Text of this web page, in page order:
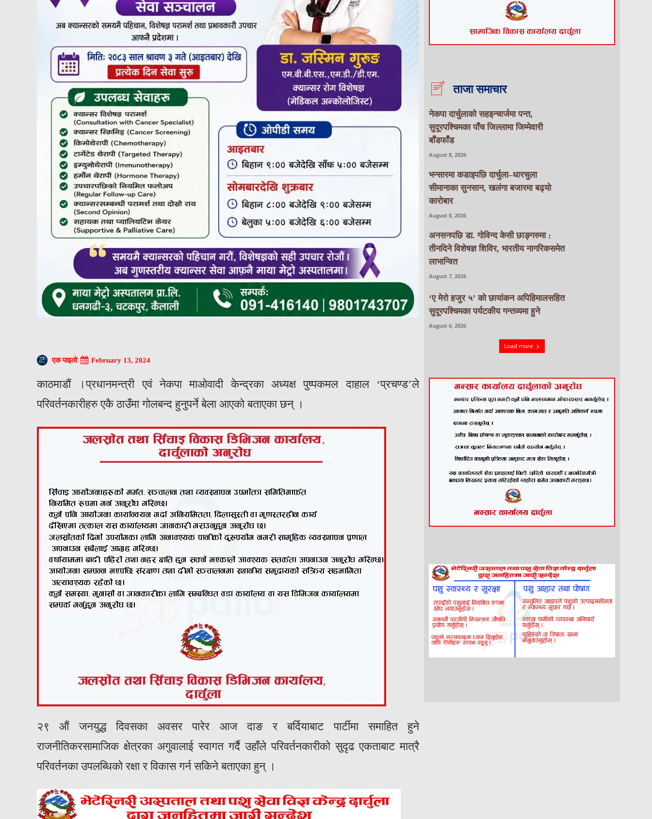
एक पाइलो February 13, 2024
काठमाडौं ।प्रधानमन्त्री एवं नेकपा माओवादी केन्द्रका अध्यक्ष पुष्पकमल दाहाल ‘प्रचण्ड’ले
परिवर्तनकारीहरु एकै ठाउँमा गोलबन्द हुनुपर्ने बेला आएको बताएका छन् ।
२९ औं जनयुद्ध दिवसका अवसर पारेर आज दाङ र बर्दियाबाट पार्टीमा समाहित हुने
राजनीतिकरसामाजिक क्षेत्रका अगुवालाई स्वागत गर्दै उहाँले परिवर्तनकारीको सुदृढ एकताबाट मात्रै
परिवर्तनका उपलब्धिको रक्षा र विकास गर्न सकिने बताएका हुन् ।
ताजा समाचार
नेकपा दार्चुलाको सहइन्चार्जमा पन्त,
सुदूरपश्चिमका पाँच जिल्लामा जिम्मेवारी
बाँडफाँड
August 8, 2026
भन्सारमा कडाइपछि दार्चुला–धारचुला
सीमानाका सुनसान, खलंगा बजारमा बढ्यो
कारोबार
August 8, 2026
अनसनपछि डा. गोविन्द केसी छाङ्गरुमा :
तीनदिने विशेषज्ञ शिविर, भारतीय नागरिकसमेत
लाभान्वित
August 7, 2026
‘ए मेरो हजुर ५’ को छायांकन अपिहिमालसहित
सुदूरपश्चिमका पर्यटकीय गन्तव्यमा हुने
August 6, 2026
Load more